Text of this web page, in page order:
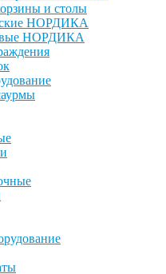
и столы
НОРДИКА
НОРДИКА